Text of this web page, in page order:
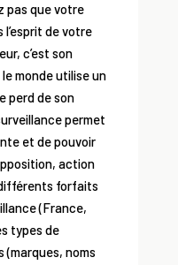
pas que votre
de votre
c’est son
monde utilise un
perd de son
permet
et de pouvoir
action
forfaits
(France,
types de
noms